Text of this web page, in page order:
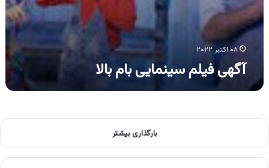
۰۸ اکتبر ۲۰۲۲
آگهی فیلم سینمایی بام بالا
بارگذاری بیشتر